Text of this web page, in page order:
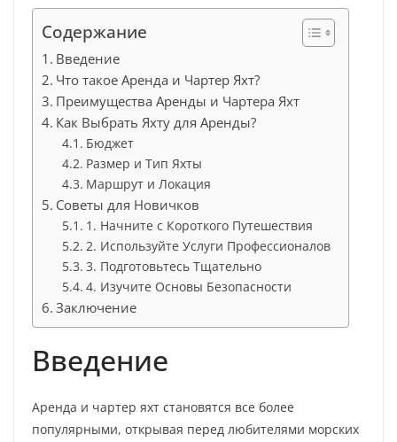
Содержание
Введение
Что такое Аренда и Чартер Яхт?
Преимущества Аренды и Чартера Яхт
Как Выбрать Яхту для Аренды?
Бюджет
Размер и Тип Яхты
Маршрут и Локация
Советы для Новичков
1. Начните с Короткого Путешествия
2. Используйте Услуги Профессионалов
3. Подготовьтесь Тщательно
4. Изучите Основы Безопасности
Заключение
Введение
Аренда и чартер яхт становятся все более
популярными, открывая перед любителями морских